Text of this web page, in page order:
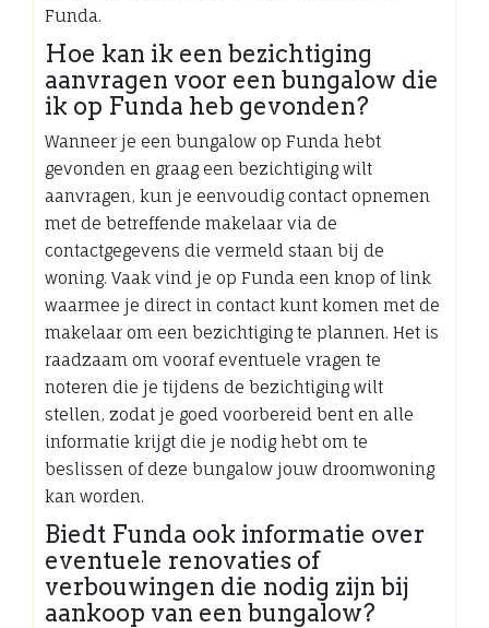
Funda.
Hoe kan ik een bezichtiging
aanvragen voor een bungalow die
ik op Funda heb gevonden?
Wanneer je een bungalow op Funda hebt
gevonden en graag een bezichtiging wilt
aanvragen, kun je eenvoudig contact opnemen
met de betreffende makelaar via de
contactgegevens die vermeld staan bij de
woning. Vaak vind je op Funda een knop of link
waarmee je direct in contact kunt komen met de
makelaar om een bezichtiging te plannen. Het is
raadzaam om vooraf eventuele vragen te
noteren die je tijdens de bezichtiging wilt
stellen, zodat je goed voorbereid bent en alle
informatie krijgt die je nodig hebt om te
beslissen of deze bungalow jouw droomwoning
kan worden.
Biedt Funda ook informatie over
eventuele renovaties of
verbouwingen die nodig zijn bij
aankoop van een bungalow?